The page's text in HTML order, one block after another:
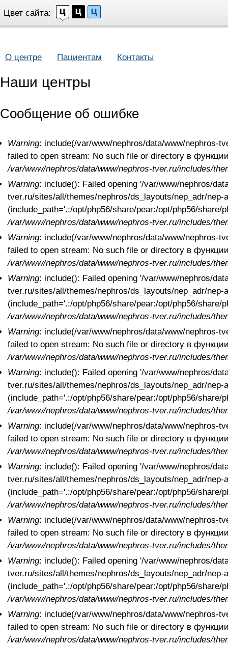
Цвет сайта:
О центре Пациентам Контакты
Наши центры
Сообщение об ошибке
Warning: include(/var/www/nephros/data/www/nephros-
failed to open stream: No such file or directory в
/var/www/nephros/data/www/nephros-tver.ru/includes/
Warning: include(): Failed opening '/var/www/nephros/
tver.ru/sites/all/themes/nephros/ds_layouts/nep_adr/nep-
(include_path='.:/opt/php56/share/pear:/opt/php56/
/var/www/nephros/data/www/nephros-tver.ru/includes/
Warning: include(/var/www/nephros/data/www/nephros-
failed to open stream: No such file or directory в
/var/www/nephros/data/www/nephros-tver.ru/includes/
Warning: include(): Failed opening '/var/www/nephros/
tver.ru/sites/all/themes/nephros/ds_layouts/nep_adr/nep-
(include_path='.:/opt/php56/share/pear:/opt/php56/
/var/www/nephros/data/www/nephros-tver.ru/includes/
Warning: include(/var/www/nephros/data/www/nephros-
failed to open stream: No such file or directory в
/var/www/nephros/data/www/nephros-tver.ru/includes/
Warning: include(): Failed opening '/var/www/nephros/
tver.ru/sites/all/themes/nephros/ds_layouts/nep_adr/nep-
(include_path='.:/opt/php56/share/pear:/opt/php56/
/var/www/nephros/data/www/nephros-tver.ru/includes/
Warning: include(/var/www/nephros/data/www/nephros-
failed to open stream: No such file or directory в
/var/www/nephros/data/www/nephros-tver.ru/includes/
Warning: include(): Failed opening '/var/www/nephros/
tver.ru/sites/all/themes/nephros/ds_layouts/nep_adr/nep-
(include_path='.:/opt/php56/share/pear:/opt/php56/
/var/www/nephros/data/www/nephros-tver.ru/includes/
Warning: include(/var/www/nephros/data/www/nephros-
failed to open stream: No such file or directory в
/var/www/nephros/data/www/nephros-tver.ru/includes/
Warning: include(): Failed opening '/var/www/nephros/
tver.ru/sites/all/themes/nephros/ds_layouts/nep_adr/nep-
(include_path='.:/opt/php56/share/pear:/opt/php56/
/var/www/nephros/data/www/nephros-tver.ru/includes/
Warning: include(/var/www/nephros/data/www/nephros-
failed to open stream: No such file or directory в
/var/www/nephros/data/www/nephros-tver.ru/includes/